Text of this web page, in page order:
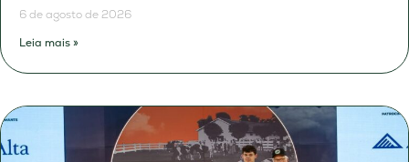
6 de agosto de 2026
Leia mais »